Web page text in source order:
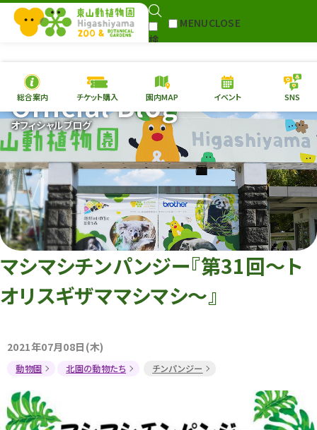
検
MENUCLOSE
本日の開園情報 チケ
園内MAP イベント
総合案内
動物園 植物園
再生プラン
東山動植物園
への支援
環境教育
サイトマップ
総合案内 チケット購入 園内MAP イベント SNS
オフィシャルブログ
Official Blog
マシマシチンパンジー『第31回～ト
オリスギザママシマシ～』
2021年07月08日(木)
動物園 北園の動物たち チンパンジー